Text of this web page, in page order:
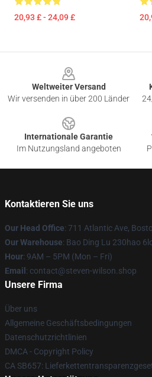
20,93 £ - 24,09 £
Weltweiter Versand
Wir versenden in über 200 Länder
Internationale Garantie
Im Nutzungsland angeboten
Kontaktieren Sie uns
Our Head Office: 711 Atlantic Ave,
Our Warehouse: Bao Ding Lu 230hao
Hour: 9AM – 5PM (Mon – Fri)
Email : contact@steven-wilson.shop
Unsere Firma
Über uns
Allgemeine Geschäftsbedingungen
Datenschutzrichtlinien
DMCA - Copyright Policy
CA SB657: